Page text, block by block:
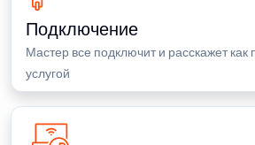
Подключение
Мастер все подключит и расскажет как
услугой